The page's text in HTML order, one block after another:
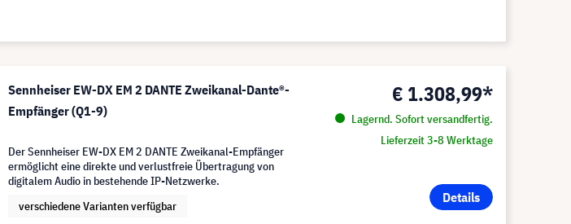
Sennheiser EW-DX EM 2 DANTE Zweikanal-Dante®-
Empfänger (Q1-9)
€ 1.308,99*
Lagernd. Sofort versandfertig.
Lieferzeit 3-8 Werktage
Details
Der Sennheiser EW-DX EM 2 DANTE Zweikanal-Empfänger
ermöglicht eine direkte und verlustfreie Übertragung von
digitalem Audio in bestehende IP-Netzwerke.
verschiedene Varianten verfügbar